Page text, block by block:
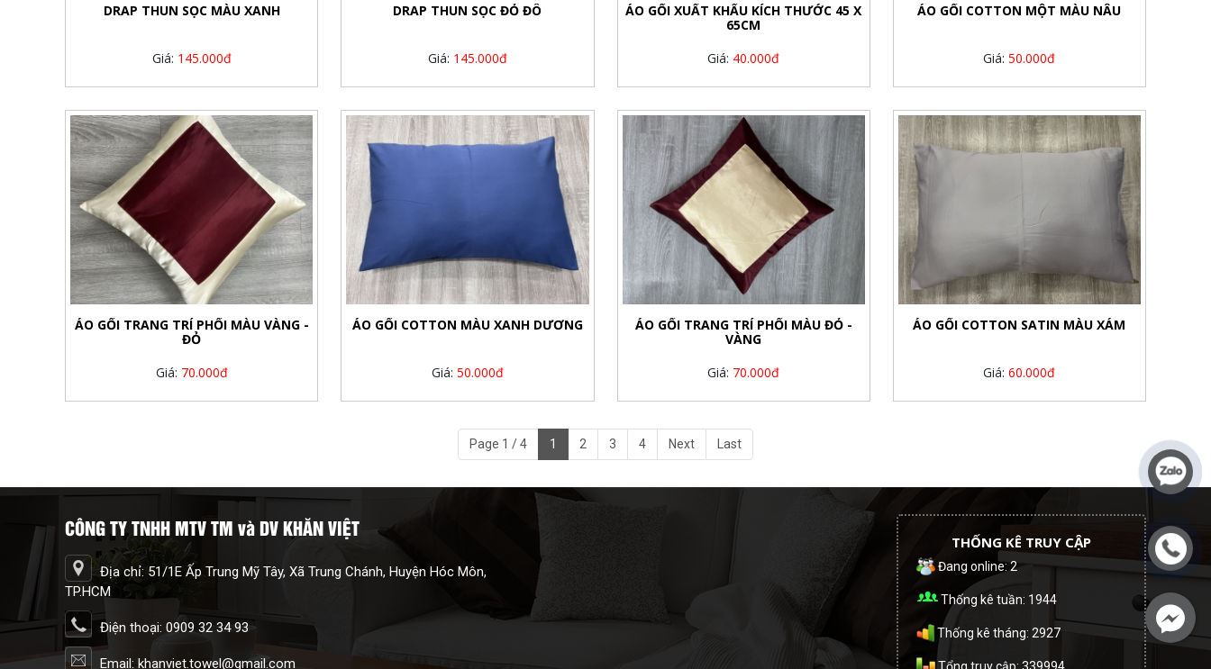
DRAP THUN SỌC MÀU XANH
Giá: 145.000đ
DRAP THUN SỌC ĐỎ ĐÔ
Giá: 145.000đ
ÁO GỐI XUẤT KHẨU KÍCH THƯỚC 45 X
65CM
Giá: 40.000đ
ÁO GỐI COTTON MỘT MÀU NÂU
Giá: 50.000đ
ÁO GỐI TRANG TRÍ PHỐI MÀU VÀNG -
ĐỎ
Giá: 70.000đ
ÁO GỐI COTTON MÀU XANH DƯƠNG
Giá: 50.000đ
ÁO GỐI TRANG TRÍ PHỐI MÀU ĐỎ -
VÀNG
Giá: 70.000đ
ÁO GỐI COTTON SATIN MÀU XÁM
Giá: 60.000đ
Page 1 / 4 1 2 3 4 Next Last
CÔNG TY TNHH MTV TM và DV KHĂN VIỆT
Địa chỉ: 51/1E Ấp Trung Mỹ Tây, Xã Trung Chánh, Huyện Hóc Môn,
TP.HCM
Điện thoại: 0909 32 34 93
Email: khanviet.towel@gmail.com
THỐNG KÊ TRUY CẬP
Đang online: 2
Thống kê tuần: 1944
Thống kê tháng: 2927